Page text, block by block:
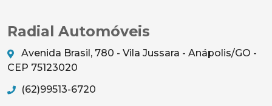
Radial Automóveis
Avenida Brasil, 780 - Vila Jussara - Anápolis/GO -
CEP 75123020
(62)99513-6720